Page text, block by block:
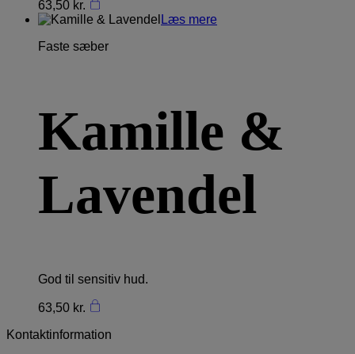
63,50 kr.
Læs mere
Faste sæber
Kamille &
Lavendel
God til sensitiv hud.
63,50 kr.
Kontaktinformation